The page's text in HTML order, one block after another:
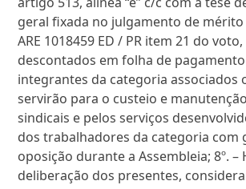
geral fixada no julgamento de mérito
ARE 1018459 ED / PR item 21 do
descontados em folha de
integrantes da categoria associados
servirão para o custeio e
sindicais e pelos serviços
dos trabalhadores da categoria com
oposição durante a Assembleia; 8º. –
deliberação dos presentes,